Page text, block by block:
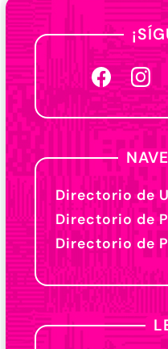
Directorio de
Directorio de
Directorio de